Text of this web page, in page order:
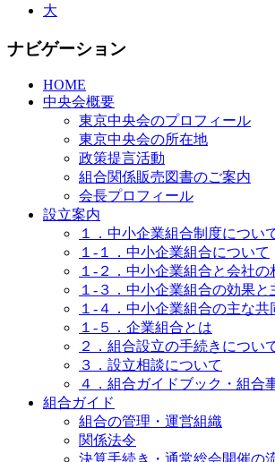
大
ナビゲーション
HOME
中央会概要
東京中央会のプロフィール
東京中央会の所在地
政策提言活動
組合関係販売図書のご案内
会長プロフィール
設立案内
１．中小企業組合制度につい
１-１．中小企業組合について
１-２．中小企業組合と会社の
１-３．中小企業組合の効果と
１-４．中小企業組合の主な共
１-５．企業組合とは
２．組合設立の手続きについ
３．設立相談について
４．組合ガイドブック・組合
組合ガイド
組合の管理・運営組織
関係法令